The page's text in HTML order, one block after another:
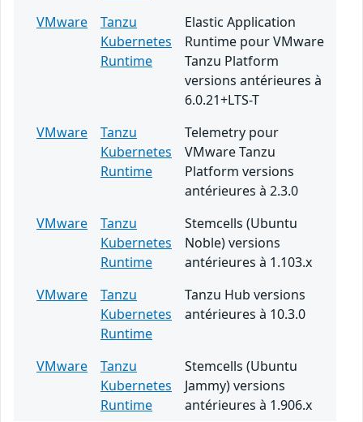
VMware
Tanzu
Kubernetes
Runtime
Elastic Application
Runtime pour VMware
Tanzu Platform
versions antérieures à
6.0.21+LTS-T
VMware
Tanzu
Kubernetes
Runtime
Telemetry pour
VMware Tanzu
Platform versions
antérieures à 2.3.0
VMware
Tanzu
Kubernetes
Runtime
Stemcells (Ubuntu
Noble) versions
antérieures à 1.103.x
VMware
Tanzu
Kubernetes
Runtime
Tanzu Hub versions
antérieures à 10.3.0
VMware
Tanzu
Kubernetes
Runtime
Stemcells (Ubuntu
Jammy) versions
antérieures à 1.906.x